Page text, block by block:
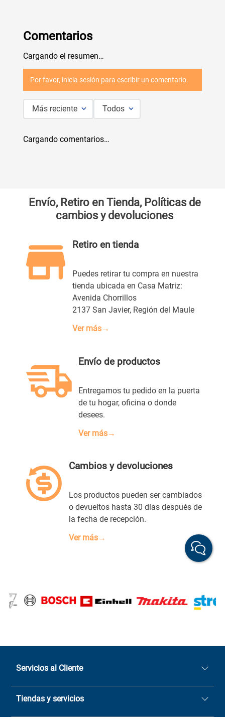
Comentarios
Cargando el resumen…
Por favor, inicia sesión para escribir un comentario.
Más reciente Todos
Cargando comentarios…
Envío, Retiro en Tienda, Políticas de
cambios y devoluciones
Retiro en tienda
Puedes retirar tu compra en nuestra
tienda ubicada en Casa Matriz:
Avenida Chorrillos
2137 San Javier, Región del Maule
Ver más→
Envío de productos
Entregamos tu pedido en la puerta
de tu hogar, oficina o donde
desees.
Ver más→
Cambios y devoluciones
Los productos pueden ser cambiados
o devueltos hasta 30 días después de
la fecha de recepción.
Ver más→
Servicios al Cliente
Quiénes somos
Sucursales
Tiendas y servicios
Casa Matriz: Avenida Chorrillos